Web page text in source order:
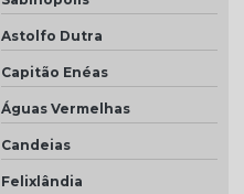
Astolfo Dutra
Capitão Enéas
Águas Vermelhas
Candeias
Felixlândia